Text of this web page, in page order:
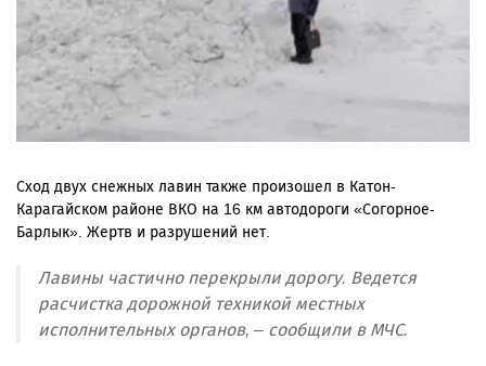
Сход двух снежных лавин также произошел в Катон-
Карагайском районе ВКО на 16 км автодороги «Согорное-
Барлык». Жертв и разрушений нет.
Лавины частично перекрыли дорогу. Ведется
расчистка дорожной техникой местных
исполнительных органов, – сообщили в МЧС.